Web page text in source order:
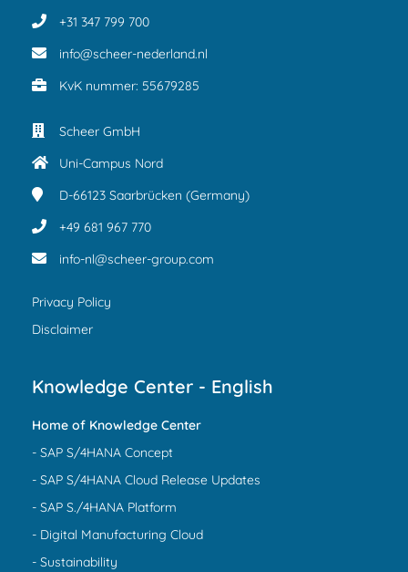
+31 347 799 700
info@scheer-nederland.nl
KvK nummer: 55679285
Scheer GmbH
Uni-Campus Nord
D-66123 Saarbrücken (Germany)
+49 681 967 770
info-nl@scheer-group.com
Privacy Policy
Disclaimer
Knowledge Center - English
Home of Knowledge Center
- SAP S/4HANA Concept
- SAP S/4HANA Cloud Release Updates
- SAP S./4HANA Platform
- Digital Manufacturing Cloud
- Sustainability